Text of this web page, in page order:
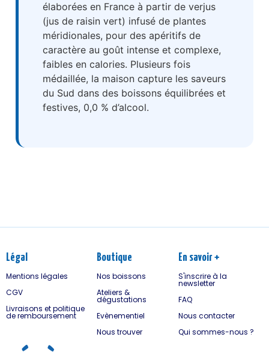
élaborées en France à partir de verjus
(jus de raisin vert) infusé de plantes
méridionales, pour des apéritifs de
caractère au goût intense et complexe,
faibles en calories. Plusieurs fois
médaillée, la maison capture les saveurs
du Sud dans des boissons équilibrées et
festives, 0,0 % d’alcool.
Légal
Mentions légales
CGV
Livraisons et politique
de remboursement
Boutique
Nos boissons
Ateliers &
dégustations
Evènementiel
Nous trouver
En savoir +
S'inscrire à la
newsletter
FAQ
Nous contacter
Qui sommes-nous ?